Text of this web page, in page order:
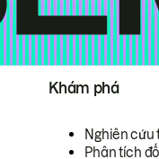
Khám phá
Nghiên cứu
Phân tích